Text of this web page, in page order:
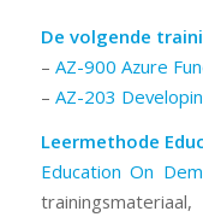
De volgende
– AZ-900 Azure
– AZ-203
Leermethode
Education On